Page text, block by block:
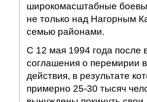
широкомасштабные
не только над Нагорным
семью районами.
С 12 мая 1994 года после
соглашения о перемирии
действия, в результате
примерно 25-30 тысяч